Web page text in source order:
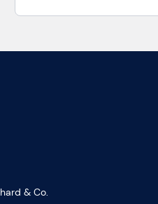
& Co.